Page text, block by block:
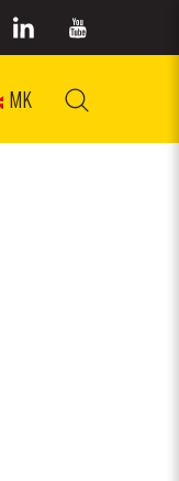
MK